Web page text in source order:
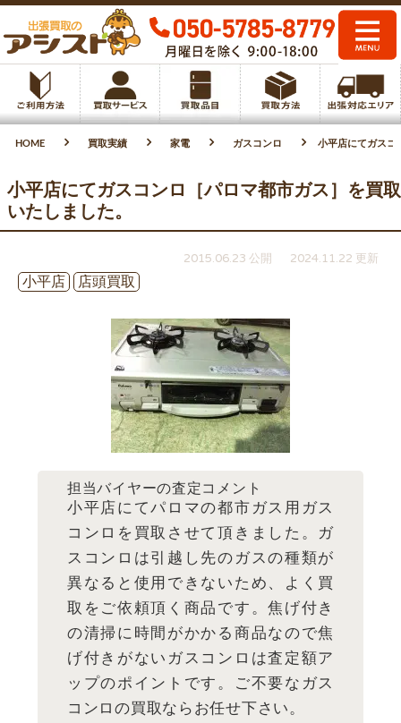
HOME 買取実績 家電 ガスコンロ 小平店にてガスコ
小平店にてガスコンロ［パロマ都市ガス］を買取
いたしました。
2015.06.23 公開
2024.11.22 更新
小平店
店頭買取
担当バイヤーの査定コメント
小平店にてパロマの都市ガス用ガス
コンロを買取させて頂きました。ガ
スコンロは引越し先のガスの種類が
異なると使用できないため、よく買
取をご依頼頂く商品です。焦げ付き
の清掃に時間がかかる商品なので焦
げ付きがないガスコンロは査定額ア
ップのポイントです。ご不要なガス
コンロの買取ならお任せ下さい。